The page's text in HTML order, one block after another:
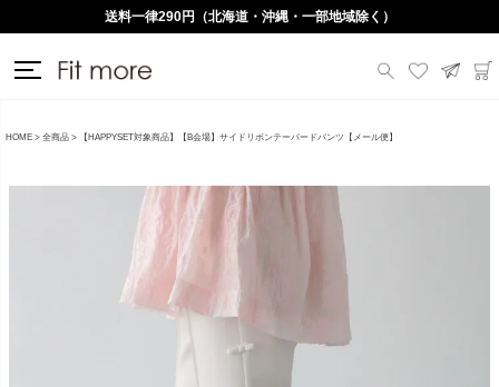
送料一律290円（北海道・沖縄・一部地域除く）
HOME 全商品 【HAPPYSET対象商品】【B会場】サイドリボンテーパードパンツ【メール便】